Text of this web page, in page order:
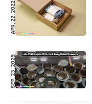
APR. 22, 2022
SEP. 23, 2025